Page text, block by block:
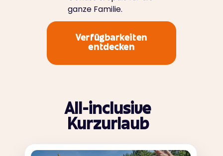
ganze Familie.
Verfügbarkeiten
entdecken
All-inclusive
Kurzurlaub